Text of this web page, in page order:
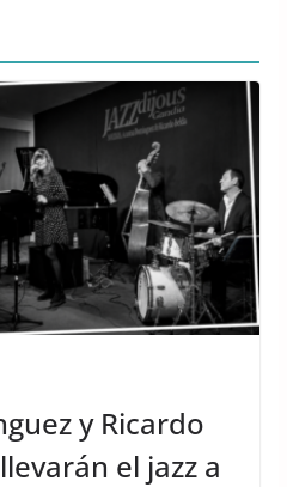
y Ricardo
el jazz a